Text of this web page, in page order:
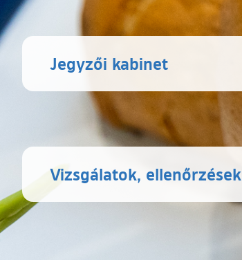
Jegyzői kabinet
Vizsgálatok, ellenőrzések